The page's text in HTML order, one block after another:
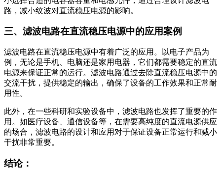
路，减小纹波对直流稳压电源的影响。
三、滤波电路在直流稳压电源中的应用案例
滤波电路在直流稳压电源中有着广泛的应用。以电子产品为
例，无论是手机、电脑还是家用电器，它们都需要稳定的直流
电源来保证正常的运行。滤波电路通过去除直流稳压电源中的
交流干扰，提供稳定的输出，确保了设备的工作效果和正常耐
用性。
此外，在一些科研和实验设备中，滤波电路也发挥了重要的作
用。如医疗设备、通信设备等，在需要高纯度的直流电源供应
的场合，滤波电路的设计和应用对于保证设备正常运行和减小
干扰非常重要。
结论：